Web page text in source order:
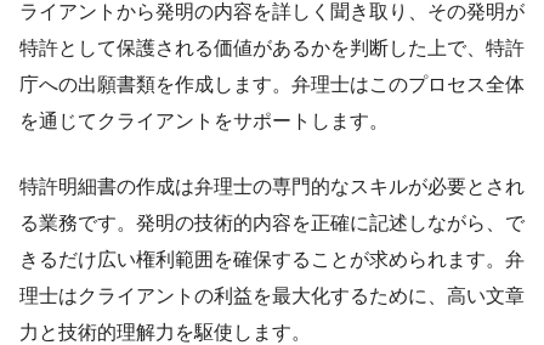
ライアントから発明の内容を詳しく聞き取り、その発明が
特許として保護される価値があるかを判断した上で、特許
庁への出願書類を作成します。弁理士はこのプロセス全体
を通じてクライアントをサポートします。
特許明細書の作成は弁理士の専門的なスキルが必要とされ
る業務です。発明の技術的内容を正確に記述しながら、で
きるだけ広い権利範囲を確保することが求められます。弁
理士はクライアントの利益を最大化するために、高い文章
力と技術的理解力を駆使します。